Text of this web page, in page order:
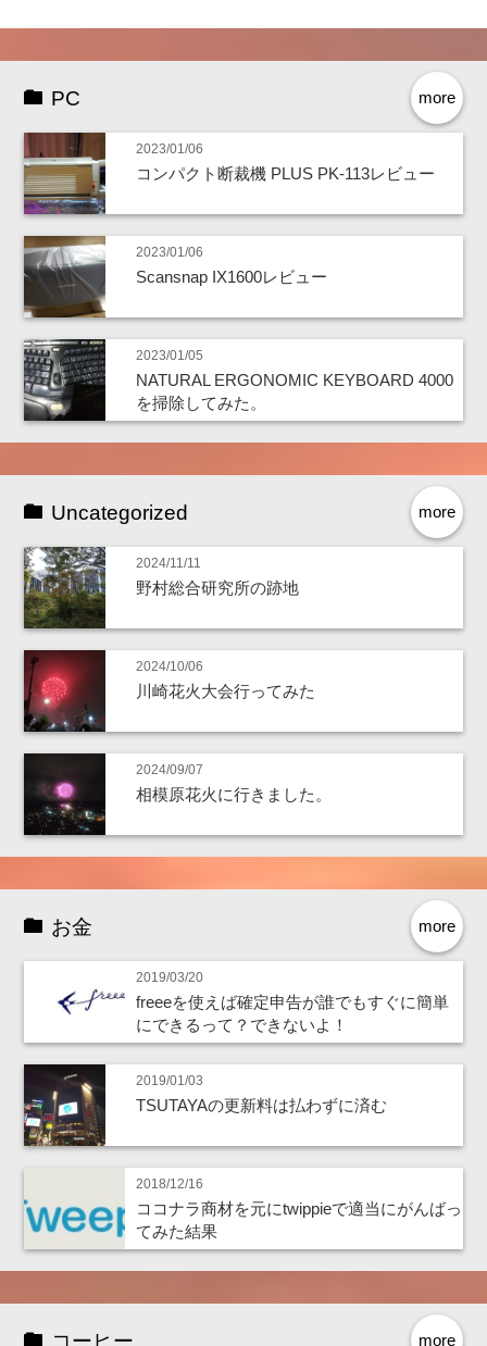
more
PC
2023/01/06
コンパクト断裁機 PLUS PK-113レビュー
2023/01/06
Scansnap IX1600レビュー
2023/01/05
NATURAL ERGONOMIC KEYBOARD 4000
を掃除してみた。
more
Uncategorized
2024/11/11
野村総合研究所の跡地
2024/10/06
川崎花火大会行ってみた
2024/09/07
相模原花火に行きました。
more
お金
2019/03/20
freeeを使えば確定申告が誰でもすぐに簡単
にできるって？できないよ！
2019/01/03
TSUTAYAの更新料は払わずに済む
2018/12/16
ココナラ商材を元にtwippieで適当にがんばっ
てみた結果
more
コーヒー